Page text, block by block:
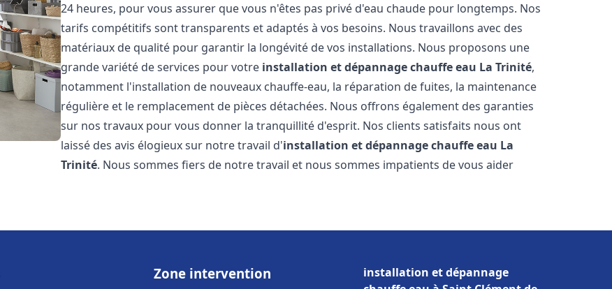
24 heures, pour vous assurer que vous n'êtes pas privé d'eau chaude pour longtemps. Nos
tarifs compétitifs sont transparents et adaptés à vos besoins. Nous travaillons avec des
matériaux de qualité pour garantir la longévité de vos installations. Nous proposons une
grande variété de services pour votre installation et dépannage chauffe eau La Trinité,
notamment l'installation de nouveaux chauffe-eau, la réparation de fuites, la maintenance
régulière et le remplacement de pièces détachées. Nous offrons également des garanties
sur nos travaux pour vous donner la tranquillité d'esprit. Nos clients satisfaits nous ont
laissé des avis élogieux sur notre travail d'installation et dépannage chauffe eau La
Trinité. Nous sommes fiers de notre travail et nous sommes impatients de vous aider
Zone intervention
installation et dépannage